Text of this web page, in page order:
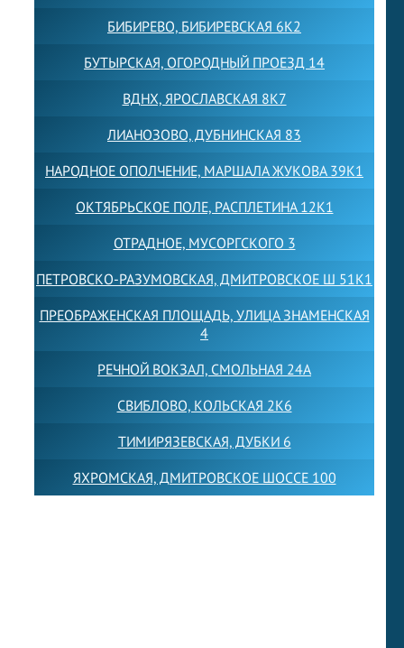
БИБИРЕВО, БИБИРЕВСКАЯ 6К2
БУТЫРСКАЯ, ОГОРОДНЫЙ ПРОЕЗД 14
ВДНХ, ЯРОСЛАВСКАЯ 8К7
ЛИАНОЗОВО, ДУБНИНСКАЯ 83
НАРОДНОЕ ОПОЛЧЕНИЕ, МАРШАЛА ЖУКОВА 39К1
ОКТЯБРЬСКОЕ ПОЛЕ, РАСПЛЕТИНА 12К1
ОТРАДНОЕ, МУСОРГСКОГО 3
ПЕТРОВСКО-РАЗУМОВСКАЯ, ДМИТРОВСКОЕ Ш 51К1
ПРЕОБРАЖЕНСКАЯ ПЛОЩАДЬ, УЛИЦА ЗНАМЕНСКАЯ
4
РЕЧНОЙ ВОКЗАЛ, СМОЛЬНАЯ 24А
СВИБЛОВО, КОЛЬСКАЯ 2К6
ТИМИРЯЗЕВСКАЯ, ДУБКИ 6
ЯХРОМСКАЯ, ДМИТРОВСКОЕ ШОССЕ 100